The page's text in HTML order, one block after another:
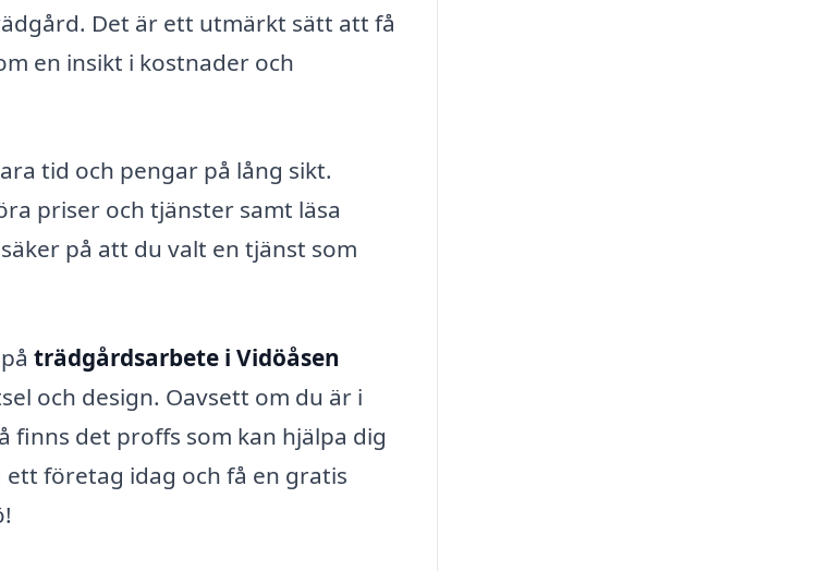
Det är ett utmärkt sätt att få
en insikt i kostnader och
tid och pengar på lång sikt.
priser och tjänster samt läsa
på att du valt en tjänst som
trädgårdsarbete i Vidöåsen
och design. Oavsett om du är i
finns det proffs som kan hjälpa dig
företag idag och få en gratis